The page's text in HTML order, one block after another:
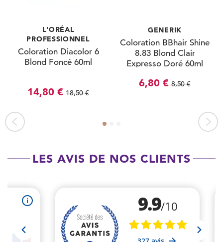
L'ORÉAL
PROFESSIONNEL
Coloration Diacolor 6
Blond Foncé 60ml
14,80 € 18,50 €
GENERIK
Coloration BBhair Shine
8.83 Blond Clair
Expresso Doré 60ml
6,80 € 8,50 €
LES AVIS DE NOS CLIENTS